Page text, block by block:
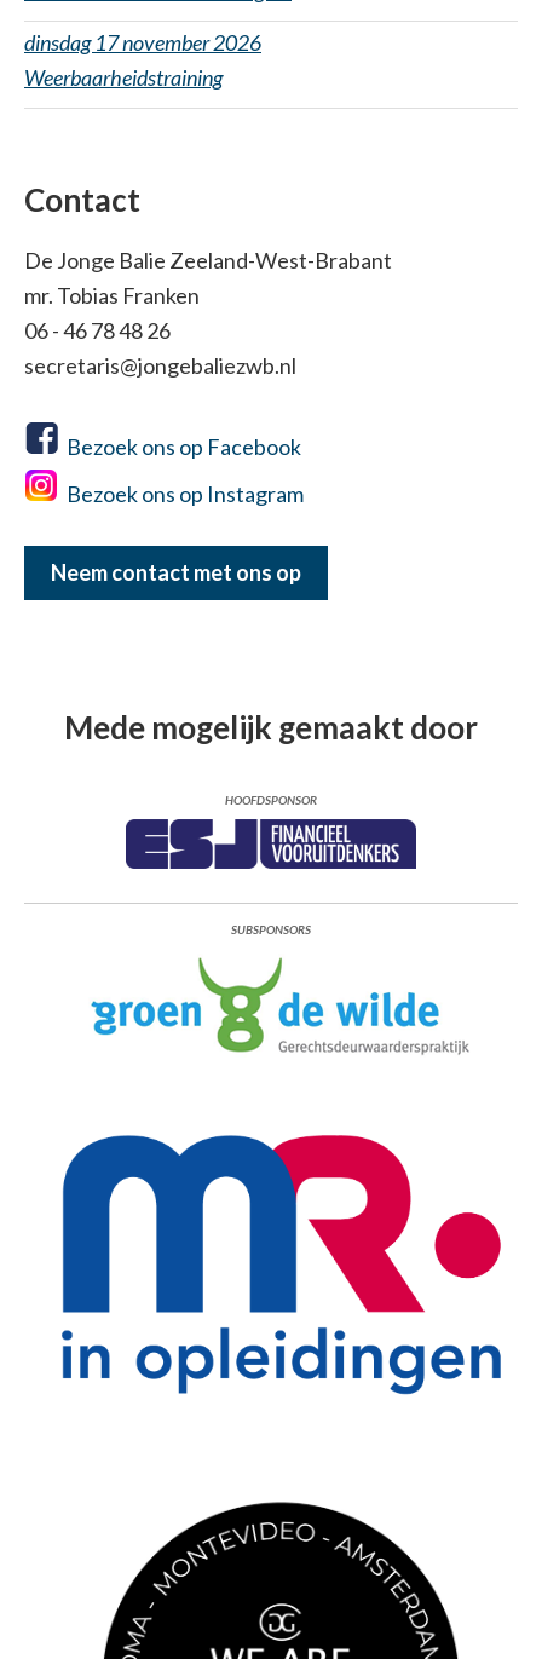
dinsdag 17 november 2026
Weerbaarheidstraining
Contact
De Jonge Balie Zeeland-West-Brabant
mr. Tobias Franken
06 - 46 78 48 26
secretaris@jongebaliezwb.nl
Bezoek ons op Facebook
Bezoek ons op Instagram
Neem contact met ons op
Mede mogelijk gemaakt door